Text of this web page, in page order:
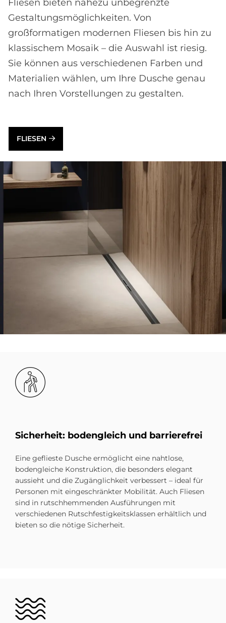
Fliesen bieten nahezu unbegrenzte
Gestaltungsmöglichkeiten. Von
großformatigen modernen Fliesen bis hin zu
klassischem Mosaik – die Auswahl ist riesig.
Sie können aus verschiedenen Farben und
Materialien wählen, um Ihre Dusche genau
nach Ihren Vorstellungen zu gestalten.
FLIESEN
Bild
Si­cher­heit: bo­den­gleich und bar­rie­re­frei
Eine geflieste Dusche ermöglicht eine nahtlose,
bodengleiche Konstruktion, die besonders elegant
aussieht und die Zugänglichkeit verbessert – ideal für
Personen mit eingeschränkter Mobilität. Auch Fliesen
sind in rutschhemmenden Ausführungen mit
verschiedenen Rutschfestigkeitsklassen erhältlich und
bieten so die nötige Sicherheit.
Bild